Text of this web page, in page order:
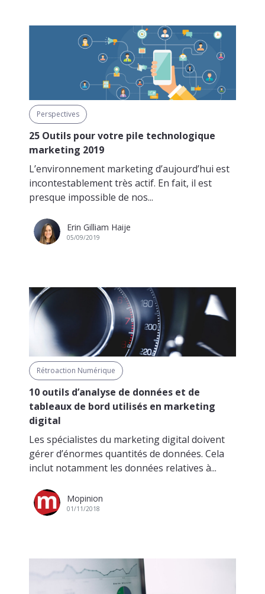
Perspectives
25 Outils pour votre pile technologique
marketing 2019
L’environnement marketing d’aujourd’hui est
incontestablement très actif. En fait, il est
presque impossible de nos...
Erin Gilliam Haije
05/09/2019
Rétroaction Numérique
10 outils d’analyse de données et de
tableaux de bord utilisés en marketing
digital
Les spécialistes du marketing digital doivent
gérer d’énormes quantités de données. Cela
inclut notamment les données relatives à...
Mopinion
01/11/2018